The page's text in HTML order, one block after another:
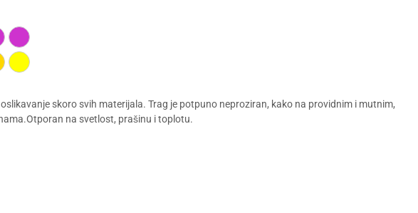
skoro svih materijala. Trag je potpuno neproziran, kako na providnim i mutnim,
na svetlost, prašinu i toplotu.